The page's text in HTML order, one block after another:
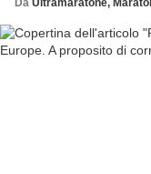
Da Ultramaratone,